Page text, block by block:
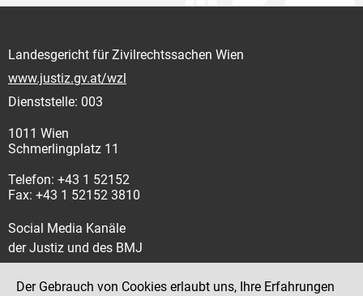
Landesgericht für Zivilrechtssachen Wien
www.justiz.gv.at/wzl
Dienststelle: 003
1011 Wien
Schmerlingplatz 11
Telefon: +43 1 52152
Fax: +43 1 52152 3810
Social Media Kanäle
der Justiz und des BMJ
Der Gebrauch von Cookies erlaubt uns, Ihre Erfahrungen